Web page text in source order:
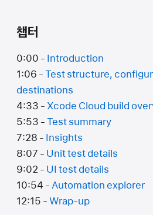
챕터
0:00 - Introduction
1:06 - Test structure,
destinations
4:33 - Xcode Cloud build
5:53 - Test summary
7:28 - Insights
8:07 - Unit test details
9:02 - UI test details
10:54 - Automation explorer
12:15 - Wrap-up